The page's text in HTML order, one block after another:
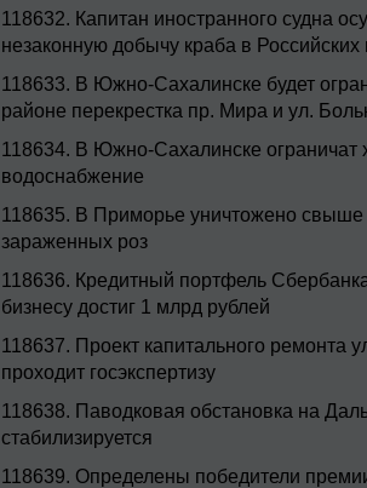
118632. Капитан иностранного судна
незаконную добычу краба в Российских
118633. В Южно-Сахалинске будет
районе перекрестка пр. Мира и ул.
118634. В Южно-Сахалинске ограничат
водоснабжение
118635. В Приморье уничтожено свыше
зараженных роз
118636. Кредитный портфель
бизнесу достиг 1 млрд рублей
118637. Проект капитального ремонта
проходит госэкспертизу
118638. Паводковая обстановка на
стабилизируется
118639. Определены победители